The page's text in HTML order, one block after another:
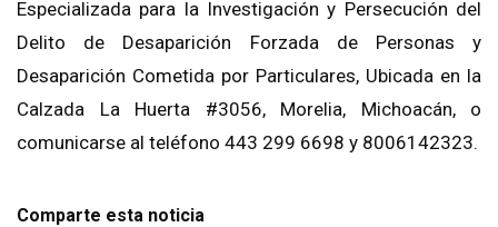
Especializada para la Investigación y Persecución del
Delito de Desaparición Forzada de Personas y
Desaparición Cometida por Particulares, Ubicada en la
Calzada La Huerta #3056, Morelia, Michoacán, o
comunicarse al teléfono 443 299 6698 y 8006142323.
Comparte esta noticia